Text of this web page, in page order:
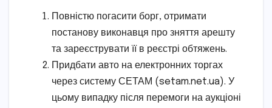
Повністю погасити борг, отримати
постанову виконавця про зняття арешту
та зареєструвати її в реєстрі обтяжень.
Придбати авто на електронних торгах
через систему СЕТАМ (setam.net.ua). У
цьому випадку після перемоги на аукціоні